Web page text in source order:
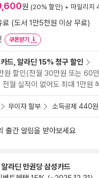
원 (20% 할인) + 마일리지
료 (도서 1만5천원 이상 무료)
쿠폰받기
드, 알라딘 15% 청구 할인
원 할인(전월 30만원 또는 60
월 실적이 없어도 최대 1만원
무이자 할부 소득공제 440원
출간 알림을 받아보세요
라딘 만권당 삼성카드